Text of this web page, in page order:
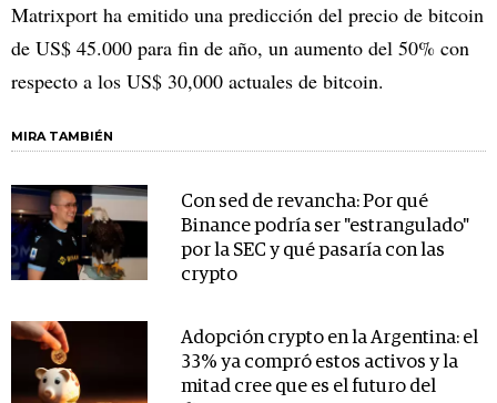
Matrixport ha emitido una predicción del precio de bitcoin
de US$ 45.000 para fin de año, un aumento del 50% con
respecto a los US$ 30,000 actuales de bitcoin.
MIRA TAMBIÉN
Con sed de revancha: Por qué
Binance podría ser "estrangulado"
por la SEC y qué pasaría con las
crypto
Adopción crypto en la Argentina: el
33% ya compró estos activos y la
mitad cree que es el futuro del